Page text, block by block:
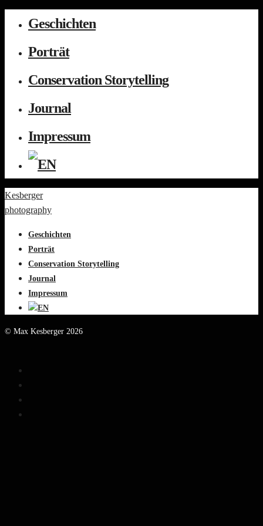
Geschichten
Porträt
Conservation Storytelling
Journal
Impressum
Kesberger
photography
Geschichten
Porträt
Conservation Storytelling
Journal
Impressum
© Max Kesberger 2026